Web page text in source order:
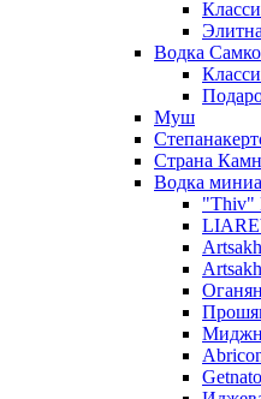
Водка
Муш
Страна
Водка
"Thiv"
Оганян